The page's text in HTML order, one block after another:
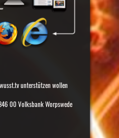
unterstützen wollen
00 Volksbank Worpswede